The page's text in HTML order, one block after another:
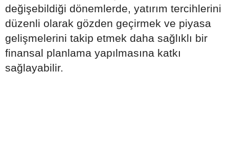
değişebildiği dönemlerde, yatırım tercihlerini
düzenli olarak gözden geçirmek ve piyasa
gelişmelerini takip etmek daha sağlıklı bir
finansal planlama yapılmasına katkı
sağlayabilir.